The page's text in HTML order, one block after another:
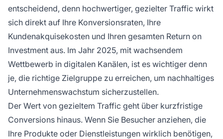
entscheidend, denn hochwertiger, gezielter Traffic wirkt
sich direkt auf Ihre Konversionsraten, Ihre
Kundenakquisekosten und Ihren gesamten Return on
Investment aus. Im Jahr 2025, mit wachsendem
Wettbewerb in digitalen Kanälen, ist es wichtiger denn
je, die richtige Zielgruppe zu erreichen, um nachhaltiges
Unternehmenswachstum sicherzustellen.
Der Wert von gezieltem Traffic geht über kurzfristige
Conversions hinaus. Wenn Sie Besucher anziehen, die
Ihre Produkte oder Dienstleistungen wirklich benötigen,